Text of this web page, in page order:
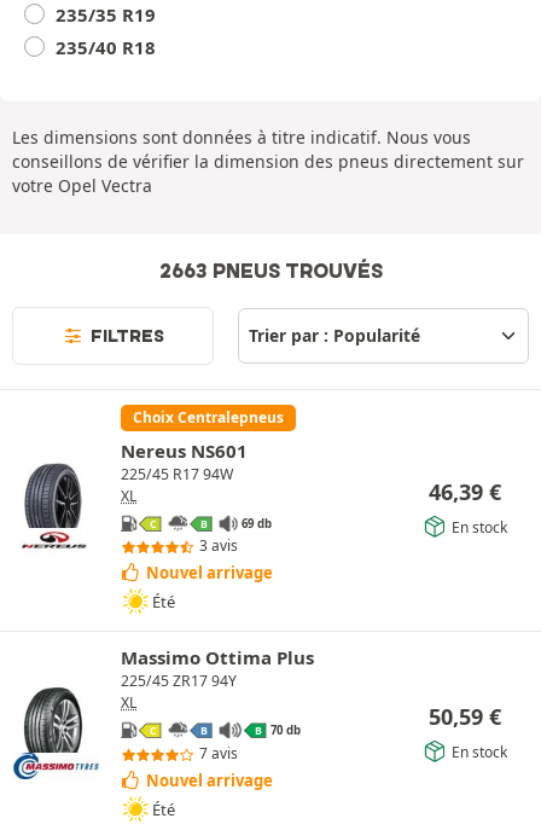
235/35 R19
235/40 R18
Les dimensions sont données à titre indicatif. Nous vous
conseillons de vérifier la dimension des pneus directement sur
votre Opel Vectra
2663 PNEUS TROUVÉS
FILTRES
Choix Centralepneus
Nereus NS601
225/45 R17 94W
XL
C B 69 db
3 avis
Nouvel arrivage
Été
46,39 €
En stock
Massimo Ottima Plus
225/45 ZR17 94Y
XL
C B B 70 db
7 avis
Nouvel arrivage
Été
50,59 €
En stock